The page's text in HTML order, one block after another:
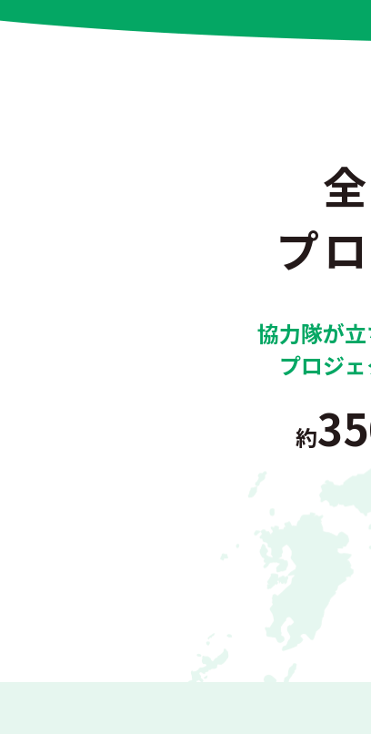
プ
協力隊が
プロジ
約